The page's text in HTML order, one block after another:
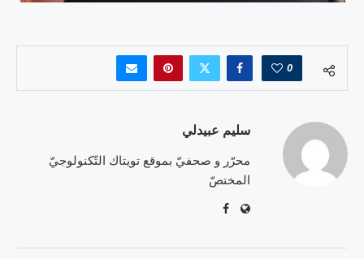
0
سليم عبيدلي
محرّر و صحفيّ بموقع تويتاك التّكنولوجيّ
المختصّ